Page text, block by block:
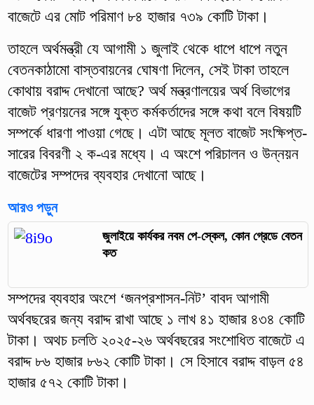
বাজেটে এর মোট পরিমাণ ৮৪ হাজার ৭৩৯ কোটি টাকা।
তাহলে অর্থমন্ত্রী যে আগামী ১ জুলাই থেকে ধাপে ধাপে নতুন
বেতনকাঠামো বাস্তবায়নের ঘোষণা দিলেন, সেই টাকা তাহলে
কোথায় বরাদ্দ দেখানো আছে? অর্থ মন্ত্রণালয়ের অর্থ বিভাগের
বাজেট প্রণয়নের সঙ্গে যুক্ত কর্মকর্তাদের সঙ্গে কথা বলে বিষয়টি
সম্পর্কে ধারণা পাওয়া গেছে। এটা আছে মূলত বাজেট সংক্ষিপ্ত-
সারের বিবরণী ২ ক-এর মধ্যে। এ অংশে পরিচালন ও উন্নয়ন
বাজেটের সম্পদের ব্যবহার দেখানো আছে।
আরও পড়ুন
জুলাইয়ে কার্যকর নবম পে-স্কেল, কোন গ্রেডে বেতন
কত
সম্পদের ব্যবহার অংশে ‘জনপ্রশাসন-নিট’ বাবদ আগামী
অর্থবছরের জন্য বরাদ্দ রাখা আছে ১ লাখ ৪১ হাজার ৪৩৪ কোটি
টাকা। অথচ চলতি ২০২৫-২৬ অর্থবছরের সংশোধিত বাজেটে এ
বরাদ্দ ৮৬ হাজার ৮৬২ কোটি টাকা। সে হিসাবে বরাদ্দ বাড়ল ৫৪
হাজার ৫৭২ কোটি টাকা।